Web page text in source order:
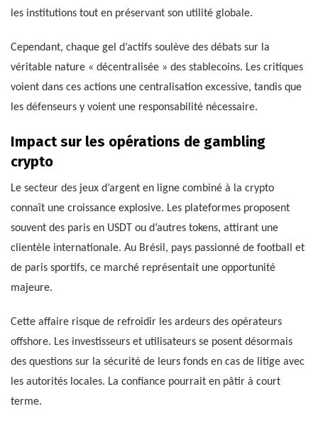
les institutions tout en préservant son utilité globale.
Cependant, chaque gel d’actifs soulève des débats sur la
véritable nature « décentralisée » des stablecoins. Les critiques
voient dans ces actions une centralisation excessive, tandis que
les défenseurs y voient une responsabilité nécessaire.
Impact sur les opérations de gambling
crypto
Le secteur des jeux d’argent en ligne combiné à la crypto
connaît une croissance explosive. Les plateformes proposent
souvent des paris en USDT ou d’autres tokens, attirant une
clientèle internationale. Au Brésil, pays passionné de football et
de paris sportifs, ce marché représentait une opportunité
majeure.
Cette affaire risque de refroidir les ardeurs des opérateurs
offshore. Les investisseurs et utilisateurs se posent désormais
des questions sur la sécurité de leurs fonds en cas de litige avec
les autorités locales. La confiance pourrait en pâtir à court
terme.